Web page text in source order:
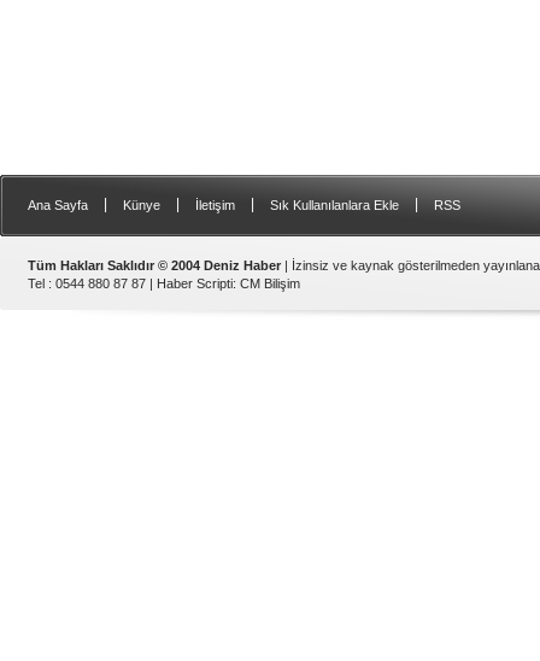
Ana Sayfa Künye İletişim Sık Kullanılanlara Ekle RSS
Tüm Hakları Saklıdır © 2004 Deniz Haber | İzinsiz ve kaynak gösterilmeden
Tel : 0544 880 87 87 | Haber Scripti: CM Bilişim